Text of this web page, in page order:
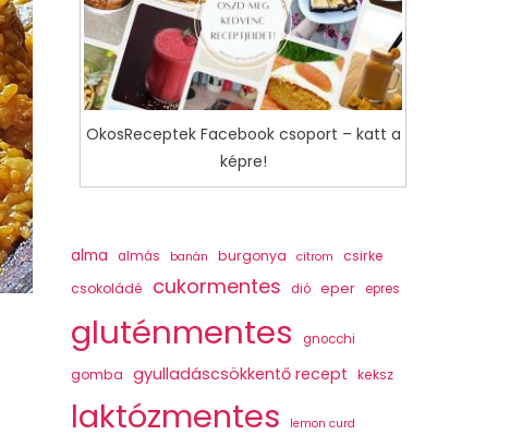
OkosReceptek Facebook csoport – katt a
képre!
alma almás banán burgonya citrom
csirke
csokoládé
cukormentes dió eper epres
gluténmentes gnocchi
gomba gyulladáscsökkentő recept keksz
laktózmentes lemon curd